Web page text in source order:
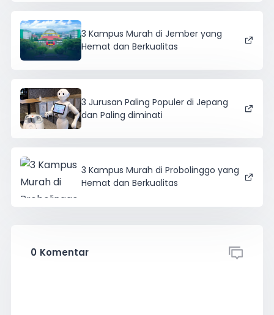
3 Kampus Murah di Jember yang
Hemat dan Berkualitas
3 Jurusan Paling Populer di Jepang
dan Paling diminati
3 Kampus Murah di Probolinggo yang
Hemat dan Berkualitas
0 Komentar